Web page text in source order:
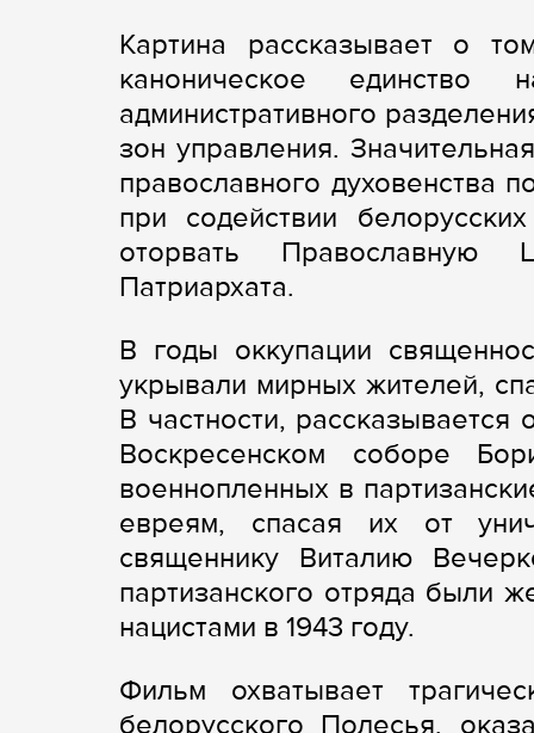
Картина рассказывает о
каноническое
административного
зон управления.
православного духовенства
при содействии
оторвать Православную
Патриархата.
В годы оккупации
укрывали мирных жителей,
В частности,
Воскресенском соборе
военнопленных в
евреям, спасая их от
священнику Виталию
партизанского отряда были
нацистами в 1943 году.
Фильм охватывает
белорусского Полесья,